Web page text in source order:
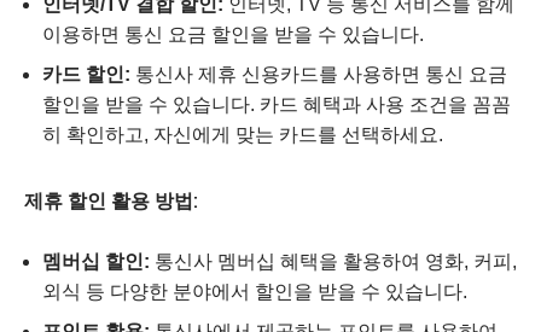
이용하면 통신 요금 할인을 받을 수 있습니다.
카드 할인: 통신사 제휴 신용카드를 사용하면 통신 요금
할인을 받을 수 있습니다. 카드 혜택과 사용 조건을 꼼꼼
히 확인하고, 자신에게 맞는 카드를 선택하세요.
제휴 할인 활용 방법:
멤버십 할인: 통신사 멤버십 혜택을 활용하여 영화, 커피,
외식 등 다양한 분야에서 할인을 받을 수 있습니다.